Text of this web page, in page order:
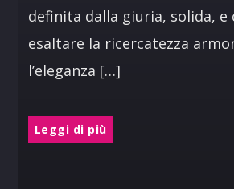
definita dalla giuria, solida, e
esaltare la ricercatezza
l’eleganza […]
Leggi di più